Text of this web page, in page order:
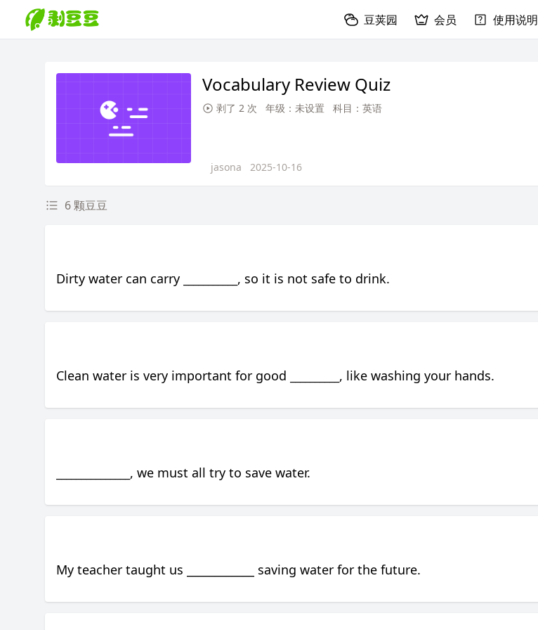
豆荚园 会员 使用说明
Vocabulary Review Quiz
剥了 2 次 年级：未设置 科目：英语
jasona 2025-10-16
6 颗豆豆
Dirty water can carry , so it is not safe to drink.
Clean water is very important for good , like washing your hands.
, we must all try to save water.
My teacher taught us ____________ saving water for the future.